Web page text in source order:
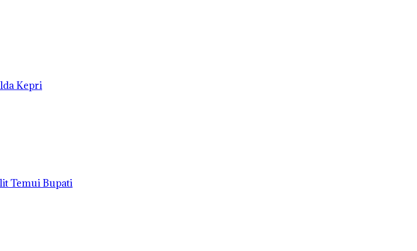
Kepri
Temui Bupati